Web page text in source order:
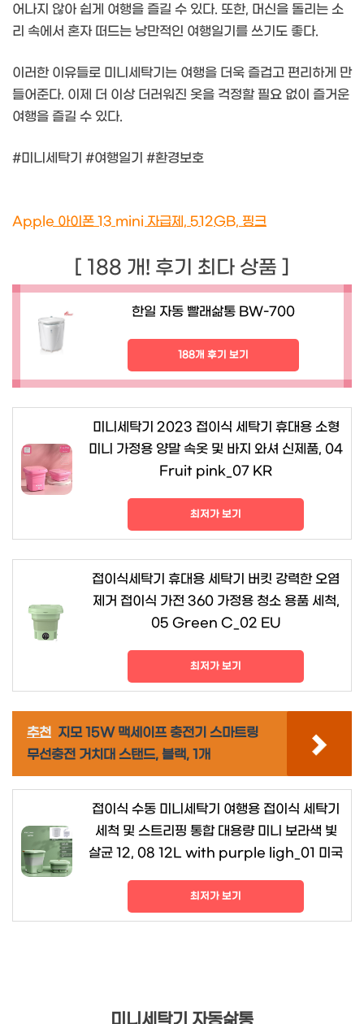
어나지 않아 쉽게 여행을 즐길 수 있다. 또한, 머신을 돌리는 소
리 속에서 혼자 떠드는 낭만적인 여행일기를 쓰기도 좋다.
이러한 이유들로 미니세탁기는 여행을 더욱 즐겁고 편리하게 만
들어준다. 이제 더 이상 더러워진 옷을 걱정할 필요 없이 즐거운
여행을 즐길 수 있다.
#미니세탁기 #여행일기 #환경보호
Apple 아이폰 13 mini 자급제, 512GB, 핑크
[ 188 개! 후기 최다 상품 ]
한일 자동 빨래삶통 BW-700
188개 후기 보기
미니세탁기 2023 접이식 세탁기 휴대용 소형
미니 가정용 양말 속옷 및 바지 와셔 신제품, 04
Fruit pink_07 KR
최저가 보기
접이식세탁기 휴대용 세탁기 버킷 강력한 오염
제거 접이식 가전 360 가정용 청소 용품 세척,
05 Green C_02 EU
최저가 보기
추천 지모 15W 맥세이프 충전기 스마트링
무선충전 거치대 스탠드, 블랙, 1개
접이식 수동 미니세탁기 여행용 접이식 세탁기
세척 및 스트리핑 통합 대용량 미니 보라색 빛
살균 12, 08 12L with purple ligh_01 미국
최저가 보기